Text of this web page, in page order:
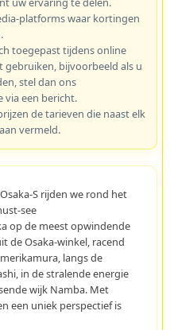
platforms waar kortingen
toegepast tijdens online
gebruiken, bijvoorbeeld als u
stel dan ons
via een bericht.
de tarieven die naast elk
vermeld.
S rijden we rond het
see
op de meest opwindende
de Osaka-winkel, racend
langs de
in de stralende energie
wijk Namba. Met
een uniek perspectief is